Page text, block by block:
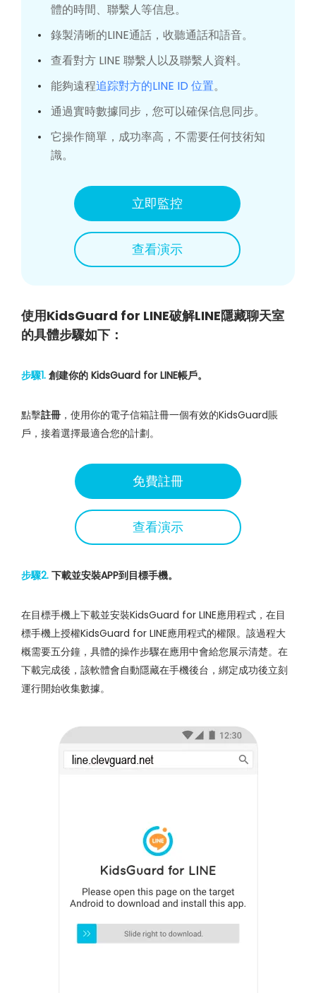
體的時間、聯繫人等信息。
錄製清晰的LINE通話，收聽通話和語音。
查看對方 LINE 聯繫人以及聯繫人資料。
能夠遠程追踪對方的LINE ID 位置。
通過實時數據同步，您可以確保信息同步。
它操作簡單，成功率高，不需要任何技術知
識。
立即監控
查看演示
使用KidsGuard for LINE破解LINE隱藏聊天室
的具體步驟如下：
步驟1. 創建你的 KidsGuard for LINE帳戶。
點擊註冊 ，使用你的電子信箱註冊一個有效的KidsGuard賬
戶，接着選擇最適合您的計劃。
免費註冊
查看演示
步驟2. 下載並安裝APP到目標手機。
在目標手機上下載並安裝KidsGuard for LINE應用程式，在目
標手機上授權KidsGuard for LINE應用程式的權限。該過程大
概需要五分鐘，具體的操作步驟在應用中會給您展示清楚。在
下載完成後，該軟體會自動隱藏在手機後台，綁定成功後立刻
運行開始收集數據。